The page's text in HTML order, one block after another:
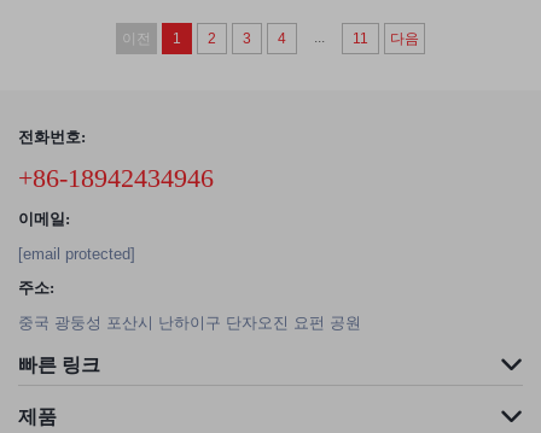
이전 1 2 3 4 ... 11 다음
전화번호:
+86-18942434946
이메일:
[email protected]
주소:
중국 광둥성 포산시 난하이구 단자오진 요펀 공원
빠른 링크
제품